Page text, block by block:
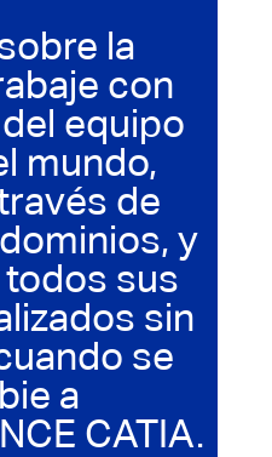
la
con
equipo
mundo,
de
y
sus
sin
se
a
CATIA.